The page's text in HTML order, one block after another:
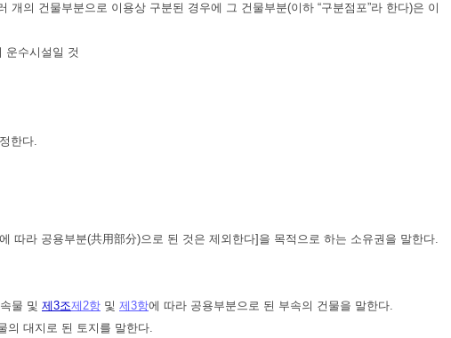
의 건물부분으로 이용상 구분된 경우에 그 건물부분(이하 “구분점포”라 한다)은 이
운수시설일 것
한다.
에 따라 공용부분(共用部分)으로 된 것은 제외한다]을 목적으로 하는 소유권을 말한다.
물 및 제3조제2항 및 제3항에 따라 공용부분으로 된 부속의 건물을 말한다.
의 대지로 된 토지를 말한다.